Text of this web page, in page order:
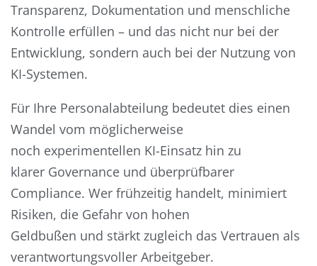
Transparenz, Dokumentation und menschliche
Kontrolle erfüllen – und das nicht nur bei der
Entwicklung, sondern auch bei der Nutzung von
KI-Systemen.
Für Ihre Personalabteilung bedeutet dies einen
Wandel vom möglicherweise
noch experimentellen KI-Einsatz hin zu
klarer Governance und überprüfbarer
Compliance. Wer frühzeitig handelt, minimiert
Risiken, die Gefahr von hohen
Geldbußen und stärkt zugleich das Vertrauen als
verantwortungsvoller Arbeitgeber.